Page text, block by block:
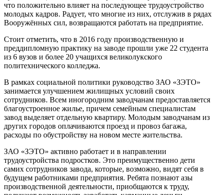
что положительно влияет на последующее трудоустройство
молодых кадров. Радует, что многие из них, отслужив в рядах
Вооружённых сил, возвращаются работать на предприятие.
Стоит отметить, что в 2016 году производственную и
преддипломную практику на заводе прошли уже 22 студента
из 6 вузов и более 20 учащихся великолукского
политехнического колледжа.
В рамках социальной политики руководство ЗАО «ЗЭТО»
занимается улучшением жилищных условий своих
сотрудников. Всем иногородним заводчанам предоставляется
благоустроенное жилье, причем семейным специалистам
завод выделяет отдельную квартиру. Молодым заводчанам из
других городов оплачиваются проезд и провоз багажа,
расходы по обустройству на новом месте жительства.
ЗАО «ЗЭТО» активно работает и в направлении
трудоустройства подростков. Это преимущественно дети
самих сотрудников завода, которые, возможно, видят себя в
будущем работниками предприятия. Ребята познают азы
производственной деятельности, приобщаются к труду,